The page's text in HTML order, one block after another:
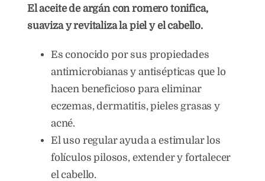
El aceite de argán con romero tonifica,
suaviza y revitaliza la piel y el cabello.
Es conocido por sus propiedades
antimicrobianas y antisépticas que lo
hacen beneficioso para eliminar
eczemas, dermatitis, pieles grasas y
acné.
El uso regular ayuda a estimular los
folículos pilosos, extender y fortalecer
el cabello.